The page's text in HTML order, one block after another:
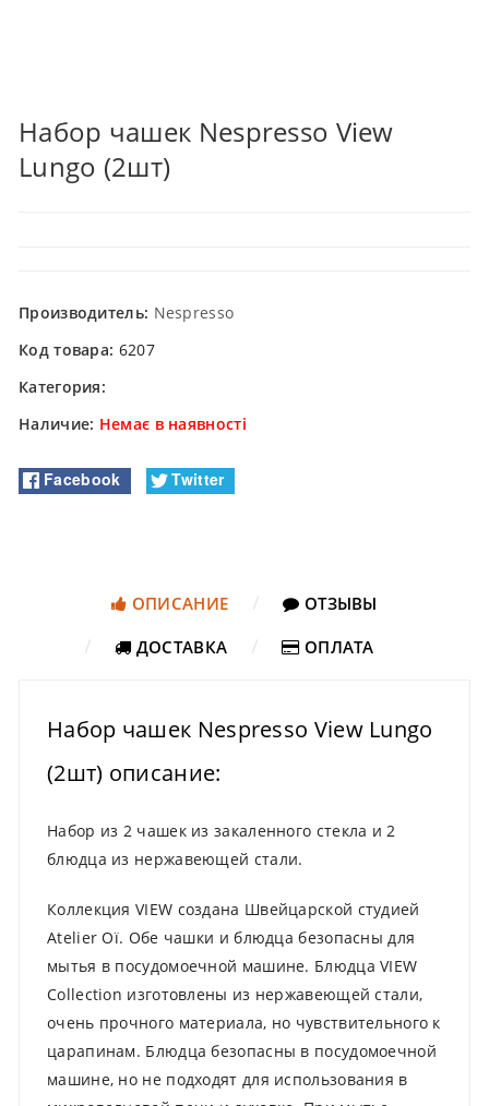
Набор чашек Nespresso View
Lungo (2шт)
Производитель: Nespresso
Код товара: 6207
Категория:
Наличие: Немає в наявності
Facebook Twitter
ОПИСАНИЕ
ОТЗЫВЫ
ДОСТАВКА
ОПЛАТА
Набор чашек Nespresso View Lungo
(2шт) описание:
Набор из 2 чашек из закаленного стекла и 2
блюдца из нержавеющей стали.
Коллекция VIEW создана Швейцарской студией
Atelier Oï. Обе чашки и блюдца безопасны для
мытья в посудомоечной машине. Блюдца VIEW
Collection изготовлены из нержавеющей стали,
очень прочного материала, но чувствительного к
царапинам. Блюдца безопасны в посудомоечной
машине, но не подходят для использования в